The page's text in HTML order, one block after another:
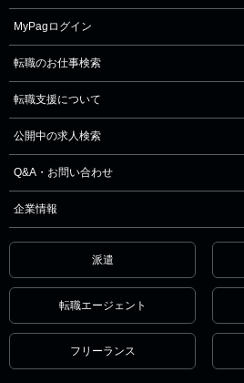
MyPagログイン
転職のお仕事検索
転職支援について
公開中の求人検索
Q&A・お問い合わせ
企業情報
派遣
転職エージェント
フリーランス